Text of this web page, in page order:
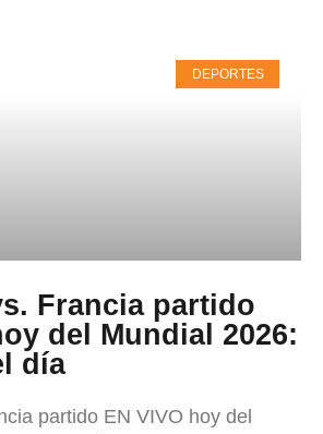
DEPORTES
Francia partido
del Mundial 2026:
día
partido EN VIVO hoy del